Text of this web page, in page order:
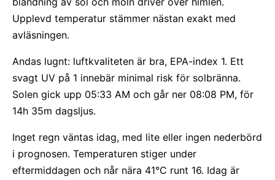
Upplevd temperatur stämmer nästan exakt med
avläsningen.
Andas lugnt: luftkvaliteten är bra, EPA-index 1. Ett
svagt UV på 1 innebär minimal risk för solbränna.
Solen gick upp 05:33 AM och går ner 08:08 PM, för
14h 35m dagsljus.
Inget regn väntas idag, med lite eller ingen nederbörd
i prognosen. Temperaturen stiger under
eftermiddagen och når nära 41°C runt 16. Idag är